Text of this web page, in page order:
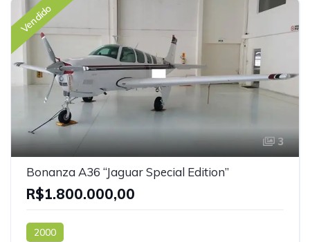
Vendido
3
Bonanza A36 “Jaguar Special Edition”
R$1.800.000,00
2000